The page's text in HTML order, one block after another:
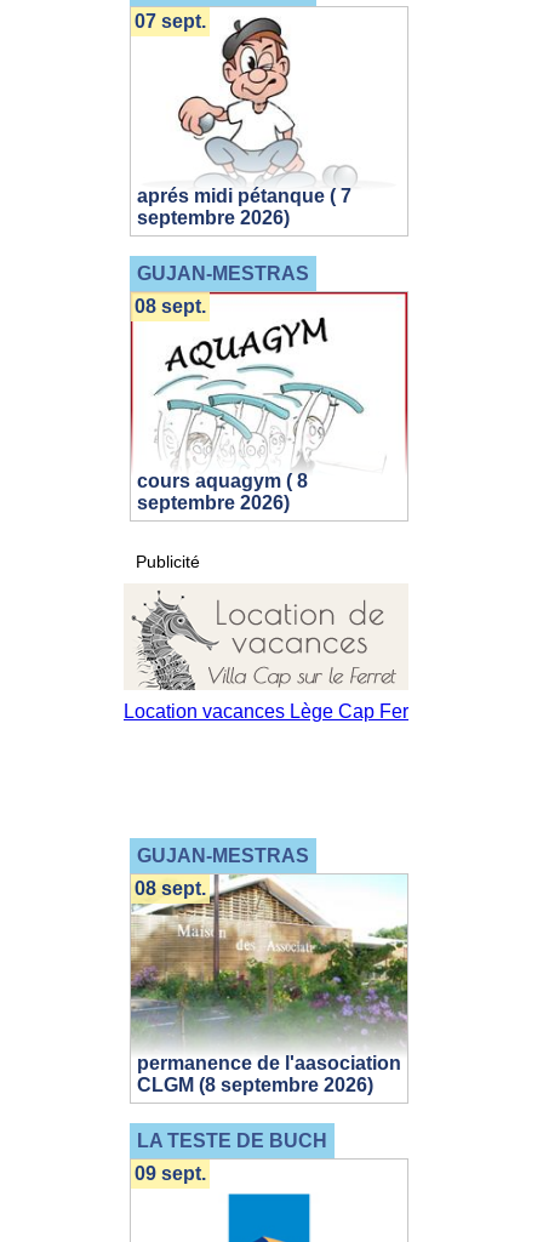
aprés midi pétanque ( 7
septembre 2026)
07 sept.
GUJAN-MESTRAS
cours aquagym ( 8
septembre 2026)
08 sept.
Publicité
GUJAN-MESTRAS
permanence de l'aasociation
CLGM (8 septembre 2026)
08 sept.
LA TESTE DE BUCH
09 sept.